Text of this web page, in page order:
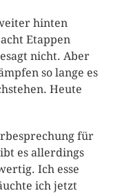
hinten
Etappen
nicht. Aber
so lange es
Heute
für
es allerdings
Ich esse
ich jetzt